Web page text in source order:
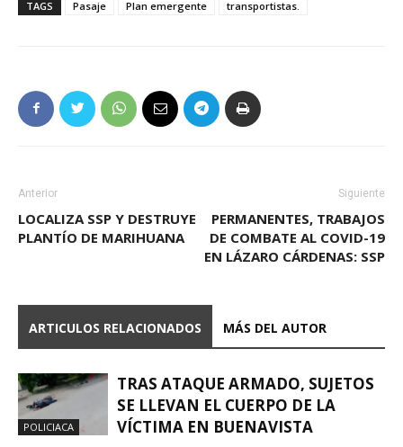
TAGS Pasaje Plan emergente transportistas.
Anterior
LOCALIZA SSP Y DESTRUYE
PLANTÍO DE MARIHUANA
Siguiente
PERMANENTES, TRABAJOS
DE COMBATE AL COVID-19
EN LÁZARO CÁRDENAS: SSP
ARTICULOS RELACIONADOS MÁS DEL AUTOR
POLICIACA
TRAS ATAQUE ARMADO, SUJETOS
SE LLEVAN EL CUERPO DE LA
VÍCTIMA EN BUENAVISTA